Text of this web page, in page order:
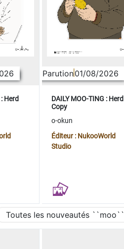
Herd
Parution01/08/2026
DAILY MOO-TING : Herd
Copy
o-okun
Éditeur : NukooWorld
Studio
Toutes les nouveautés ``moo``